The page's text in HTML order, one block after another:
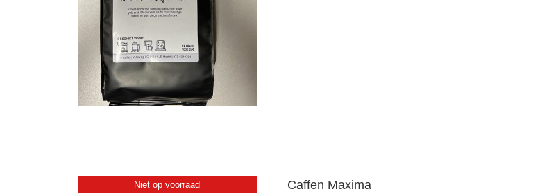
Niet op voorraad Caffen Maxima